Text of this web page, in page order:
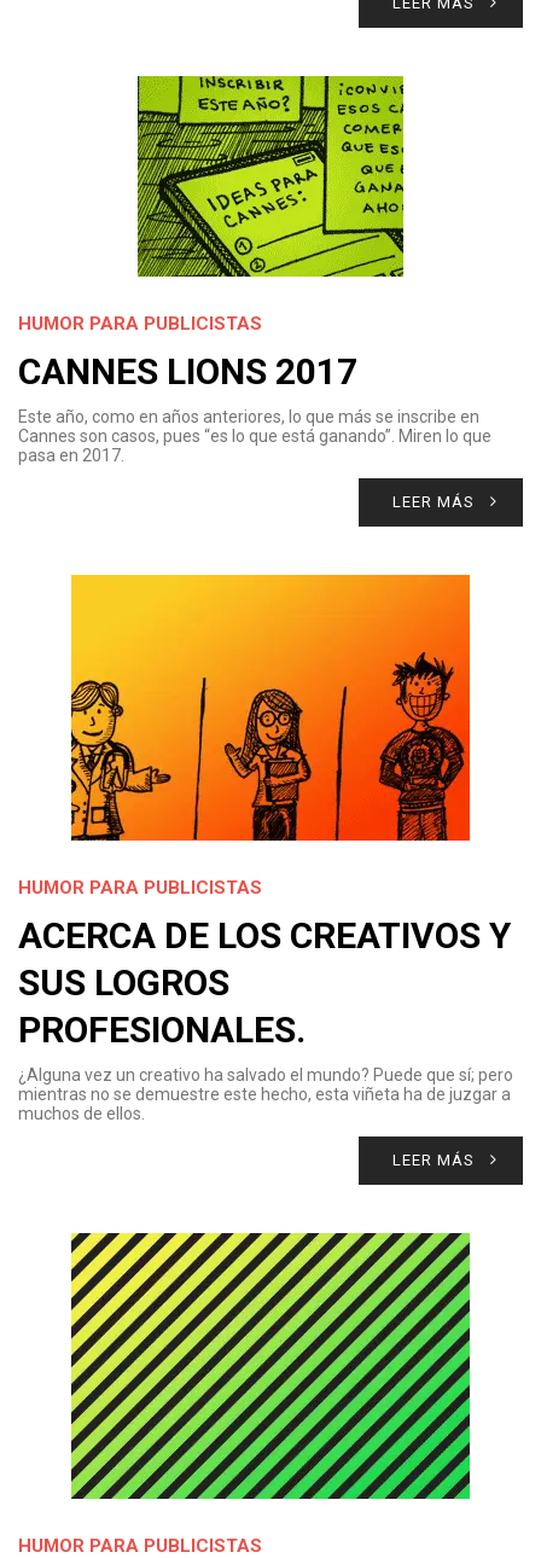
HUMOR PARA PUBLICISTAS
CANNES LIONS 2017
Este año, como en años anteriores, lo que más se inscribe en
Cannes son casos, pues “es lo que está ganando”. Miren lo que
pasa en 2017.
LEER MÁS
HUMOR PARA PUBLICISTAS
ACERCA DE LOS CREATIVOS Y
SUS LOGROS
PROFESIONALES.
¿Alguna vez un creativo ha salvado el mundo? Puede que sí; pero
mientras no se demuestre este hecho, esta viñeta ha de juzgar a
muchos de ellos.
LEER MÁS
HUMOR PARA PUBLICISTAS